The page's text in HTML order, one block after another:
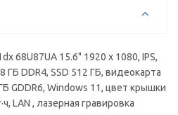
68U87UA 15.6" 1920 x 1080, IPS,
ГБ DDR4, SSD 512 ГБ, видеокарта
GDDR6, Windows 11, цвет крышки
LAN , лазерная гравировка